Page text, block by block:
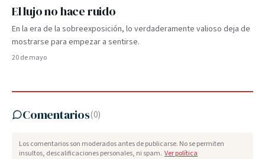
El lujo no hace ruido
En la era de la sobreexposición, lo verdaderamente valioso deja de
mostrarse para empezar a sentirse.
20 de mayo
Comentarios(0)
Los comentarios son moderados antes de publicarse. No se permiten
insultos, descalificaciones personales, ni spam. Ver política